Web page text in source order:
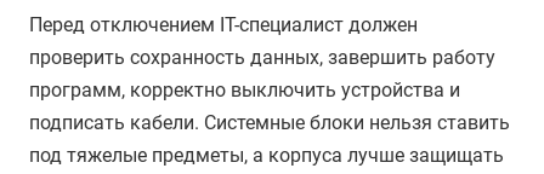
Перед отключением IT-специалист должен
проверить сохранность данных, завершить работу
программ, корректно выключить устройства и
подписать кабели. Системные блоки нельзя ставить
под тяжелые предметы, а корпуса лучше защищать